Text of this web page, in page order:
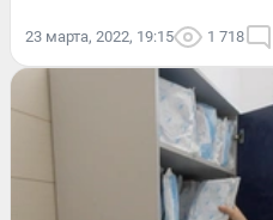
23 марта, 2022, 19:15 1 718